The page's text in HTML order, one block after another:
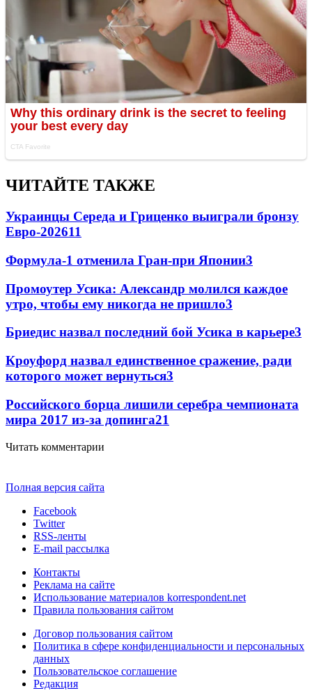
ЧИТАЙТЕ ТАКЖЕ
Украинцы Середа и Гриценко выиграли бронзу
Евро-202611
Формула-1 отменила Гран-при Японии3
Промоутер Усика: Александр молился каждое
утро, чтобы ему никогда не пришло3
Бриедис назвал последний бой Усика в карьере3
Кроуфорд назвал единственное сражение, ради
которого может вернуться3
Российского борца лишили серебра чемпионата
мира 2017 из-за допинга21
Читать комментарии
Полная версия сайта
Facebook
Twitter
RSS-ленты
E-mail рассылка
Контакты
Реклама на сайте
Использование материалов korrespondent.net
Правила пользования сайтом
Договор пользования сайтом
Политика в сфере конфиденциальности и персональных
данных
Пользовательское соглашение
Редакция